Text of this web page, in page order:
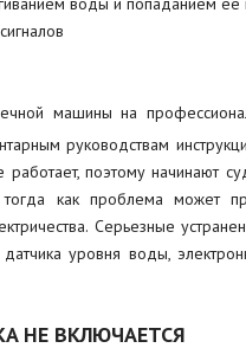
воды и попаданием ее
машины на
руководствам
поэтому начинают
как проблема может
Серьезные
уровня воды,
НЕ ВКЛЮЧАЕТСЯ